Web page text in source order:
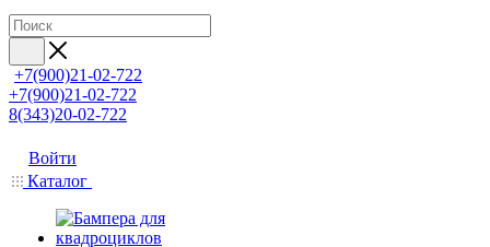
+7(900)21-02-722
+7(900)21-02-722
8(343)20-02-722
Войти
Каталог